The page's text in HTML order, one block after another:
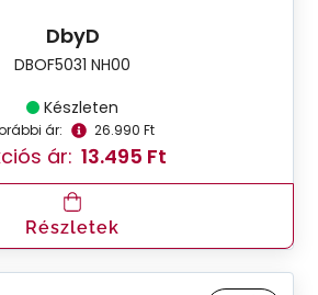
DbyD
DBOF5031 NH00
Készleten
ár: 26.990 Ft
ár: 13.495 Ft
Részletek